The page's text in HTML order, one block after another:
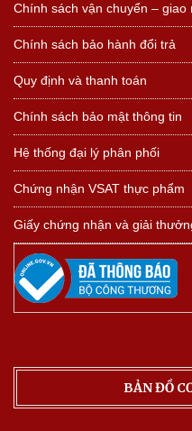
Chính sách vận chuyển – giao
Chính sách bảo hành đổi trả
Quy định và thanh toán
Chính sách bảo mật thông tin
Hệ thống đại lý phân phối
Chứng nhận VSAT thực phẩm
Giấy chứng nhận và giải
BẢN ĐỒ